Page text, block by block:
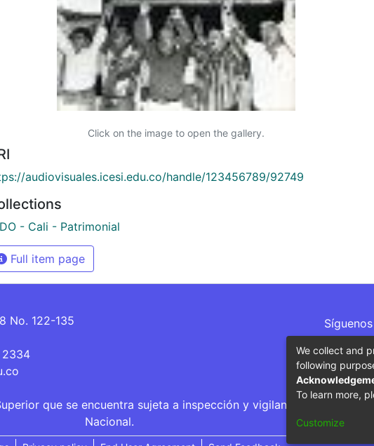
Click on the image to open the gallery.
audiovisuales.icesi.edu.co/handle/123456789/92749
- Cali - Patrimonial
Full item page
No. 122-135
2334
Síguenos
que se encuentra sujeta a inspección y vigilancia por parte
Nacional.
We collect and
following
To learn more,
Customize